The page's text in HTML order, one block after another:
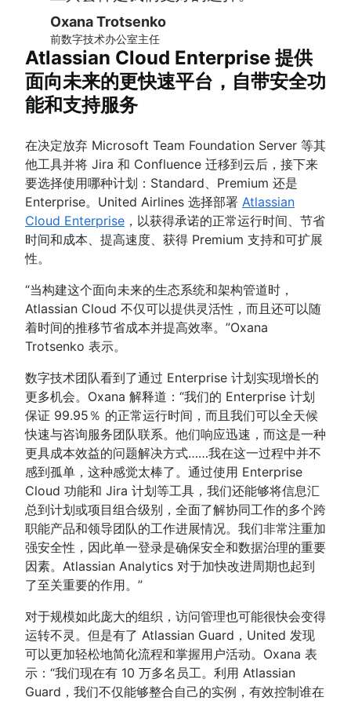
Oxana Trotsenko
前数字技术办公室主任
Atlassian Cloud Enterprise 提供
面向未来的更快速平台，自带安全功
能和支持服务
在决定放弃 Microsoft Team Foundation Server 等其
他工具并将 Jira 和 Confluence 迁移到云后，接下来
要选择使用哪种计划：Standard、Premium 还是
Enterprise。United Airlines 选择部署 Atlassian
Cloud Enterprise ，以获得承诺的正常运行时间、节省
时间和成本、提高速度、获得 Premium 支持和可扩展
性。
“当构建这个面向未来的生态系统和架构管道时，
Atlassian Cloud 不仅可以提供灵活性，而且还可以随
着时间的推移节省成本并提高效率。”Oxana
Trotsenko 表示。
数字技术团队看到了通过 Enterprise 计划实现增长的
更多机会。Oxana 解释道：“我们的 Enterprise 计划
保证 99.95％ 的正常运行时间，而且我们可以全天候
快速与咨询服务团队联系。他们响应迅速，而这是一种
更具成本效益的问题解决方式……我在这一过程中并不
感到孤单，这种感觉太棒了。通过使用 Enterprise
Cloud 功能和 Jira 计划等工具，我们还能够将信息汇
总到计划或项目组合级别，全面了解协同工作的多个跨
职能产品和领导团队的工作进展情况。我们非常注重加
强安全性，因此单一登录是确保安全和数据治理的重要
因素。Atlassian Analytics 对于加快改进周期也起到
了至关重要的作用。”
对于规模如此庞大的组织，访问管理也可能很快会变得
运转不灵。但是有了 Atlassian Guard，United 发现
可以更加轻松地简化流程和掌握用户活动。Oxana 表
示：“我们现在有 10 万多名员工。利用 Atlassian
Guard，我们不仅能够整合自己的实例，有效控制谁在